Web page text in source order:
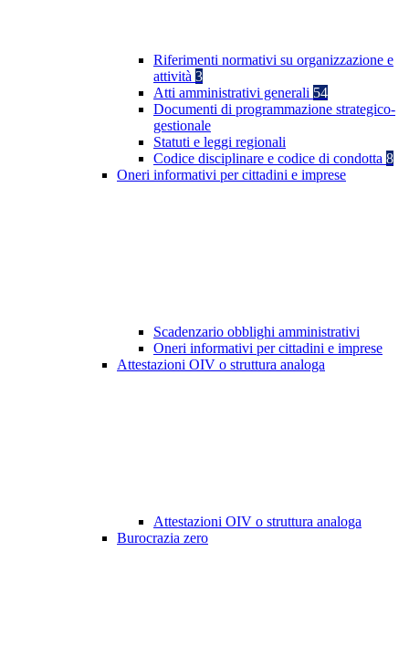
Riferimenti normativi su organizzazione e
attività 3
Atti amministrativi generali 54
Documenti di programmazione strategico-
gestionale
Statuti e leggi regionali
Codice disciplinare e codice di condotta 8
Oneri informativi per cittadini e imprese
Scadenzario obblighi amministrativi
Oneri informativi per cittadini e imprese
Attestazioni OIV o struttura analoga
Attestazioni OIV o struttura analoga
Burocrazia zero